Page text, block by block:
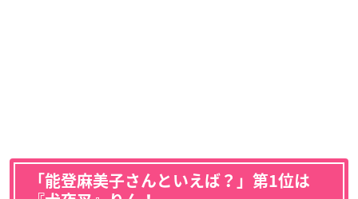
「能登麻美子さんといえば？」第1位は